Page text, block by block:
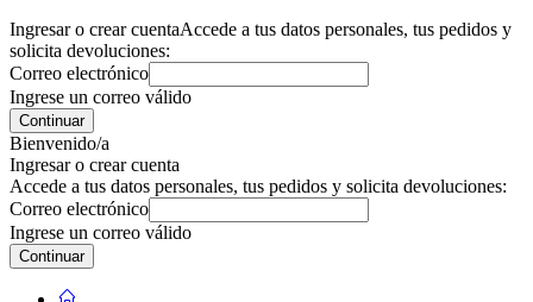
Ingresar o crear cuentaAccede a tus datos personales, tus pedidos y
solicita devoluciones:
Correo electrónico
Ingrese un correo válido
Continuar
Bienvenido/a
Ingresar o crear cuenta
Accede a tus datos personales, tus pedidos y solicita devoluciones:
Correo electrónico
Ingrese un correo válido
Continuar